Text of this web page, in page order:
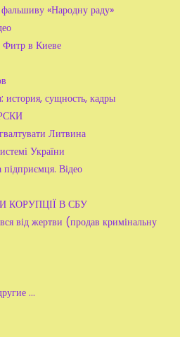
«Народну раду»
в Киеве
сущность, кадры
Литвина
України
підприємця. Відео
КОРУПЦІЇ В СБУ
від жертви (продав кримінальну
...